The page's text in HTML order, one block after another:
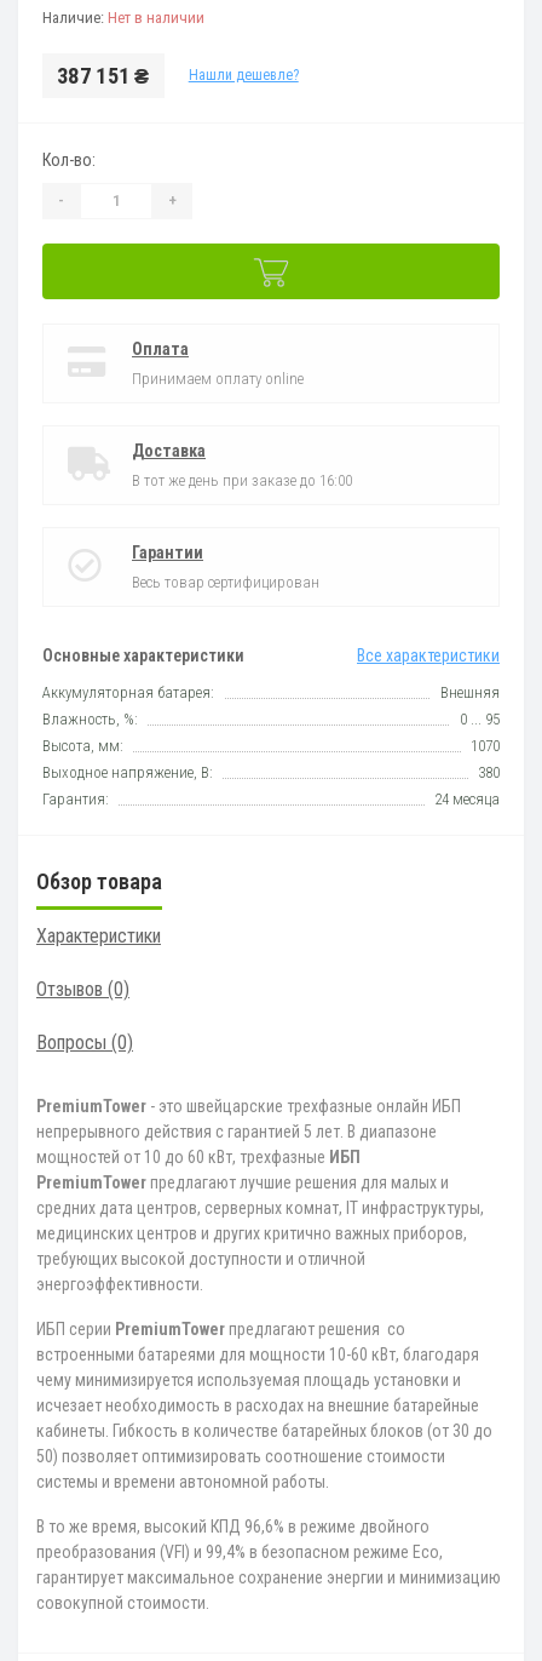
Наличие: Нет в наличии
387 151 ₴ Нашли дешевле?
Основные характеристики Все характеристики
Аккумуляторная батарея:
Внешняя
Влажность, %:
0 ... 95
Высота, мм:
1070
Выходное напряжение, В:
380
Гарантия:
24 месяца
Кол-во:
- +
Оплата
Принимаем оплату online
Доставка
В тот же день при заказе до 16:00
Гарантии
Весь товар сертифицирован
Обзор товара
Характеристики
Отзывов (0)
Вопросы (0)
PremiumTower - это швейцарские трехфазные онлайн ИБП
непрерывного действия с гарантией 5 лет. В диапазоне
мощностей от 10 до 60 кВт, трехфазные ИБП
PremiumTower предлагают лучшие решения для малых и
средних дата центров, серверных комнат, IT инфраструктуры,
медицинских центров и других критично важных приборов,
требующих высокой доступности и отличной
энергоэффективности.
ИБП серии PremiumTower предлагают решения со
встроенными батареями для мощности 10-60 кВт, благодаря
чему минимизируется используемая площадь установки и
исчезает необходимость в расходах на внешние батарейные
кабинеты. Гибкость в количестве батарейных блоков (от 30 до
50) позволяет оптимизировать соотношение стоимости
системы и времени автономной работы.
В то же время, высокий КПД 96,6% в режиме двойного
преобразования (VFI) и 99,4% в безопасном режиме Eco,
гарантирует максимальное сохранение энергии и минимизацию
совокупной стоимости.